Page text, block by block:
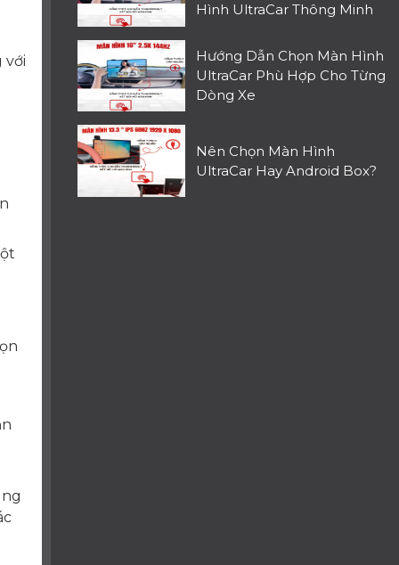
với
Hình UltraCar Thông Minh
Hướng Dẫn Chọn Màn Hình
UltraCar Phù Hợp Cho Từng
Dòng Xe
Nên Chọn Màn Hình
UltraCar Hay Android Box?